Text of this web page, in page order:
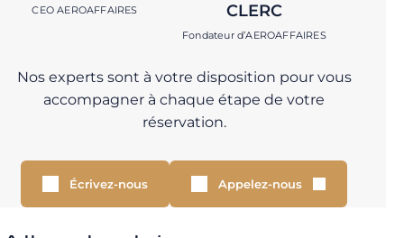
CEO AEROAFFAIRES
CLERC
Fondateur d’AEROAFFAIRES
Nos experts sont à votre disposition pour vous
accompagner à chaque étape de votre
réservation.
Écrivez-nous Appelez-nous